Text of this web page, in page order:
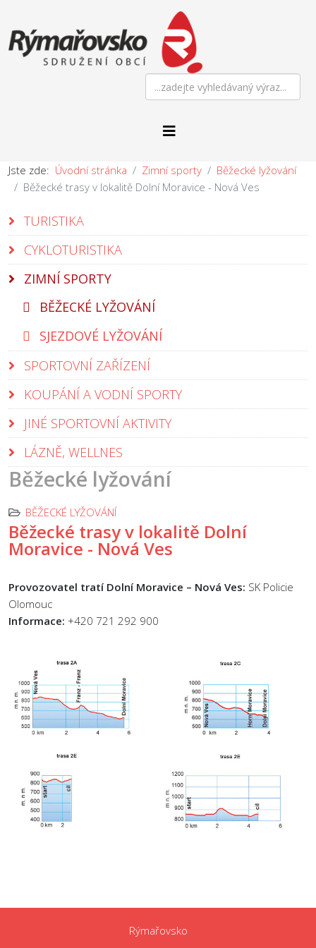
Jste zde: Úvodní stránka Zimní sporty
Běžecké lyžování
Běžecké trasy v lokalitě Dolní Moravice - Nová Ves
TURISTIKA
CYKLOTURISTIKA
ZIMNÍ SPORTY
BĚŽECKÉ LYŽOVÁNÍ
SJEZDOVÉ LYŽOVÁNÍ
SPORTOVNÍ ZAŘÍZENÍ
KOUPÁNÍ A VODNÍ SPORTY
JINÉ SPORTOVNÍ AKTIVITY
LÁZNĚ, WELLNES
Běžecké lyžování
BĚŽECKÉ LYŽOVÁNÍ
Běžecké trasy v lokalitě Dolní
Moravice - Nová Ves
Provozovatel tratí Dolní Moravice – Nová Ves: SK Policie
Olomouc
Informace: +420 721 292 900
Rýmařovsko